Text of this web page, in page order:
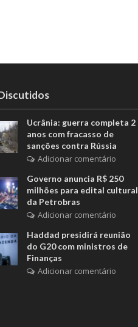
Ucrânia: guerra completa 2
anos com fracasso de
sanções contra Rússia
Adicionar comentário
Governo anuncia R$ 250
milhões para edital cultural
da Petrobras
Adicionar comentário
Haddad presidirá reunião
do G20 com ministros de
Finanças
Adicionar comentário